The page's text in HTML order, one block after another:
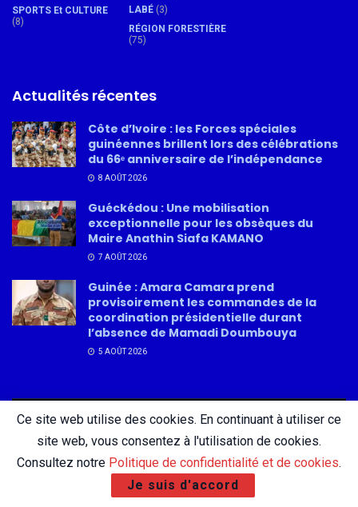
SPORTS Et CULTURE
(8)
LABÉ (3)
RÉGION FORESTIÈRE
(75)
Actualités récentes
Côte d’Ivoire : les Forces spéciales
guinéennes brillent lors des célébrations
du 66ᵉ anniversaire de l’indépendance
8 AOÛT 2026
Guéckédou : Une mobilisation
exceptionnelle pour les obsèques du
Maire Anathin Siafa KAMANO
7 AOÛT 2026
Guinée : Amara Camara prend
provisoirement les commandes de la
coordination présidentielle durant
l’absence de Mamadi Doumbouya
5 AOÛT 2026
Advertise Privacy & Policy Contact
© 2026 AfricatureMedia.com - Tous droits réservés |
Ce site web utilise des cookies. En continuant à utiliser ce
site web, vous consentez à l'utilisation de cookies.
Consultez notre Politique de confidentialité et de cookies.
Je suis d'accord